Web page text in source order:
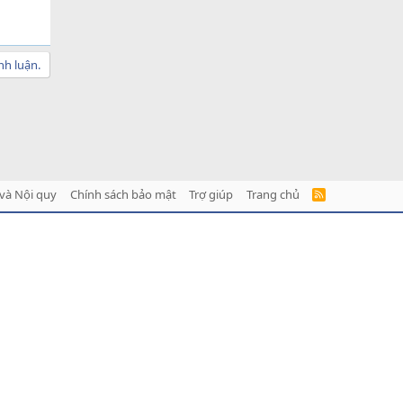
luận.
Nội quy Chính sách bảo mật Trợ giúp Trang chủ
R